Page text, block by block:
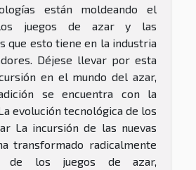
están moldeando el
juegos de azar y las
que esto tiene en la industria
Déjese llevar por esta
en el mundo del azar,
se encuentra con la
evolución tecnológica de los
La incursión de las nuevas
transformado radicalmente
de los juegos de azar,